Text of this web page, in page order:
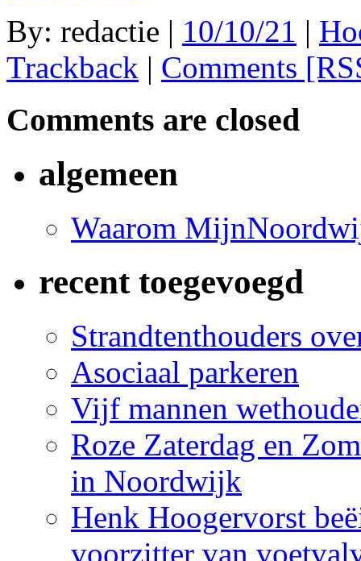
By: redactie | 10/10/21 |
Trackback | Comments
Comments are closed
algemeen
Waarom
recent toegevoegd
Strandtenthouders
Asociaal parkeren
Vijf mannen
Roze Zaterdag en
in Noordwijk
Henk Hoogervorst
voorzitter van